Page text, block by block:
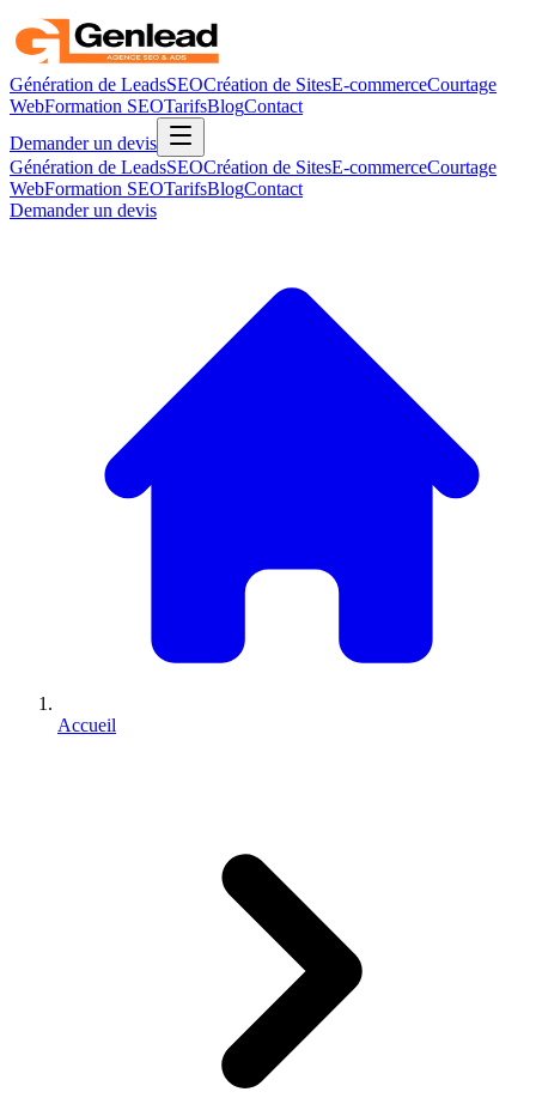
Génération de LeadsSEOCréation de SitesE-commerceCourtage
WebFormation SEOTarifsBlogContact
Demander un devis
Génération de LeadsSEOCréation de SitesE-commerceCourtage
WebFormation SEOTarifsBlogContact
Demander un devis
Accueil